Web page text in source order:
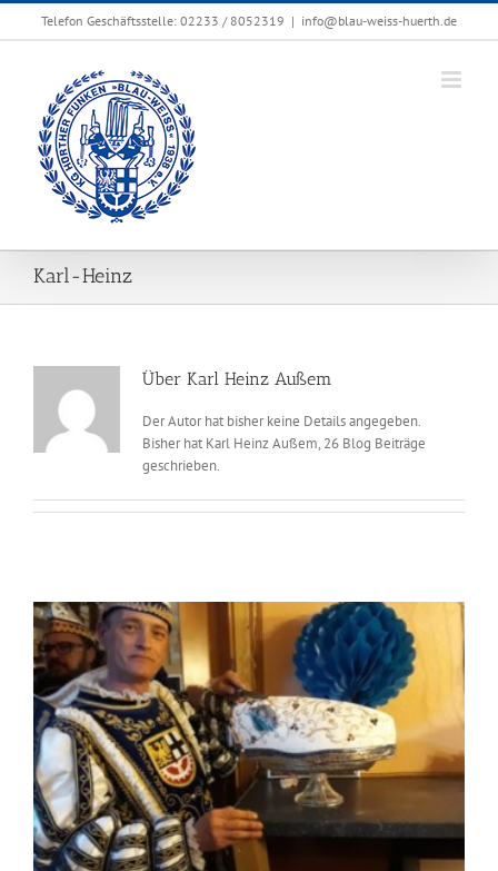
Zum
Telefon Geschäftsstelle: 02233 / 8052319 | info@blau-weiss-huerth.de
Karl-Heinz
Über Karl Heinz Außem
Der Autor hat bisher keine Details angegeben.
Bisher hat Karl Heinz Außem, 26 Blog Beiträge
geschrieben.